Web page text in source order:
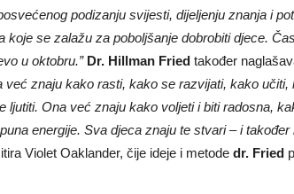
podizanju svijesti, dijeljenju znanja i
koje se zalažu za poboljšanje dobrobiti djece.
u oktobru.” Dr. Hillman Fried također
već znaju kako rasti, kako se razvijati, kako
ljutiti. Ona već znaju kako voljeti i biti radosna,
energije. Sva djeca znaju te stvari – i
Violet Oaklander, čije ideje i metode dr. Fried